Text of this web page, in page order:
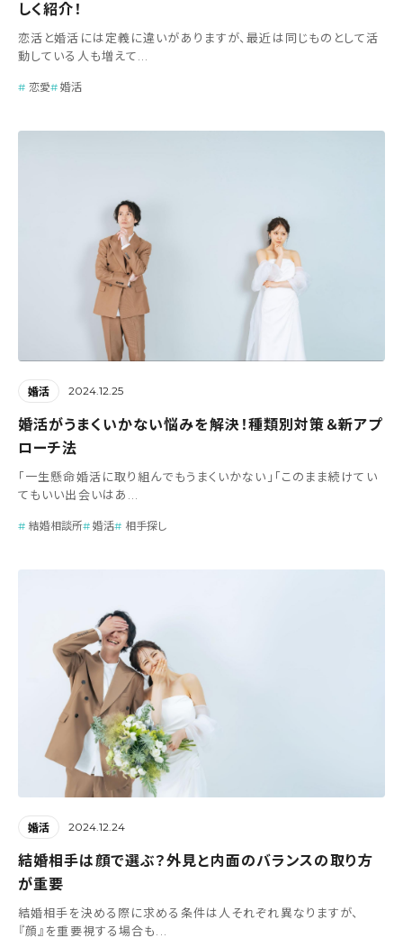
しく紹介！
恋活と婚活には定義に違いがありますが、最近は同じものとして活
動している人も増えて...
恋愛 婚活
婚活 2024.12.25
婚活がうまくいかない悩みを解決！種類別対策＆新アプ
ローチ法
「一生懸命婚活に取り組んでもうまくいかない」「このまま続けてい
てもいい出会いはあ...
結婚相談所 婚活 相手探し
婚活 2024.12.24
結婚相手は顔で選ぶ？外見と内面のバランスの取り方
が重要
結婚相手を決める際に求める条件は人それぞれ異なりますが、
『顔』を重要視する場合も...